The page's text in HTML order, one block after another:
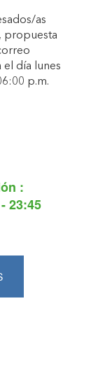
as
propuesta
el día lunes
p.m.
:
23:45